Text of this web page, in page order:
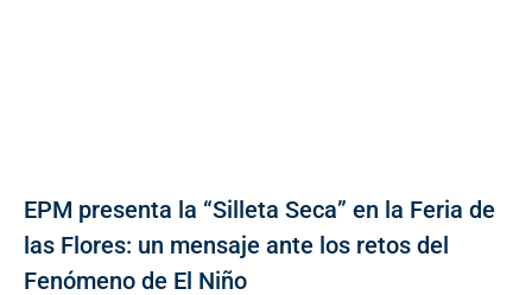
EPM presenta la “Silleta Seca” en la Feria de
las Flores: un mensaje ante los retos del
Fenómeno de El Niño